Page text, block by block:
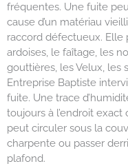
fréquentes. Une fuite
cause d’un matériau
raccord défectueux. Elle
ardoises, le faîtage, les
gouttières, les Velux, les
Entreprise Baptiste
fuite. Une trace
toujours à l’endroit exact
peut circuler sous la
charpente ou passer
plafond.